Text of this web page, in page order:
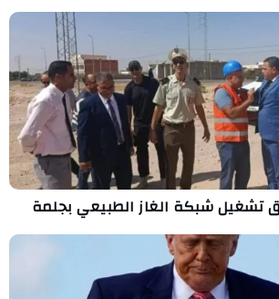
تشغيل شبكة الغاز الطبيعي بجلمة